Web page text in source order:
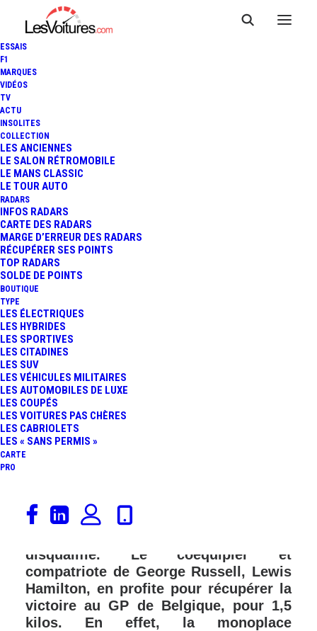
ESSAIS
F1
MARQUES
VIDÉOS
TV
ACTU
INSOLITES
COLLECTION
LES ANCIENNES
LE SALON RÉTROMOBILE
LE MANS CLASSIC
LE TOUR AUTO
RADARS
INFOS RADARS
CARTE DES RADARS
MARGE D’ERREUR DES RADARS
RÉCUPÉRER SES POINTS
TOP RADARS
SOLDE DE POINTS
BOUTIQUE
TYPE
LES ÉLECTRIQUES
LES HYBRIDES
LES SPORTIVES
LES CITADINES
LES SUV
LES VÉHICULES MILITAIRES
LES AUTOMOBILES DE LUXE
LES COUPÉS
LES VOITURES PAS CHÈRES
LES CABRIOLETS
LES « SANS PERMIS »
CARTE
PRO
DISQUALIFIÉ, LA VICTOIRE
REVIENT À LEWIS HAMILTON
3 Minutes
Quelques heures après l’arrivée du GP
de Belgique remporté, initialement, par
disqualifié. Le coéquipier et
compatriote de George Russell, Lewis
Hamilton, en profite pour récupérer la
victoire au GP de Belgique, pour 1,5
kilos. En effet, la monoplace